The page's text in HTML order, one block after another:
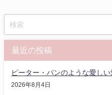
最近の投稿
ピーター・パンのような愛し
2026年8月4日